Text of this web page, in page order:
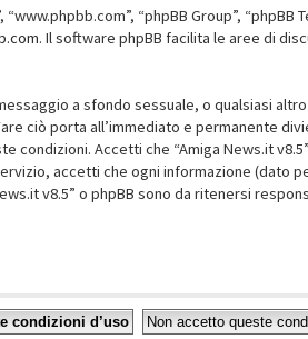
“phpBB Group”,
. Il software phpBB facilita le aree di
a sfondo sessuale, o qualsiasi
ciò porta all’immediato e permanente
Accetti che “Amiga News.it
accetti che ogni informazione (dato
v8.5” o phpBB sono da ritenersi